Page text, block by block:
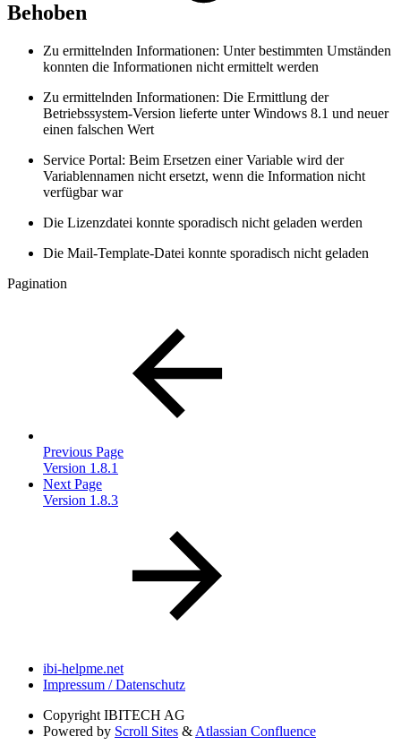
Behoben
Zu ermittelnden Informationen: Unter bestimmten Umständen
konnten die Informationen nicht ermittelt werden
Zu ermittelnden Informationen: Die Ermittlung der
Betriebssystem-Version lieferte unter Windows 8.1 und neuer
einen falschen Wert
Service Portal: Beim Ersetzen einer Variable wird der
Variablennamen nicht ersetzt, wenn die Information nicht
verfügbar war
Die Lizenzdatei konnte sporadisch nicht geladen werden
Die Mail-Template-Datei konnte sporadisch nicht geladen
Pagination
Previous Page
Version 1.8.1
Next Page
Version 1.8.3
ibi-helpme.net
Impressum / Datenschutz
Copyright IBITECH AG
Powered by Scroll Sites & Atlassian Confluence